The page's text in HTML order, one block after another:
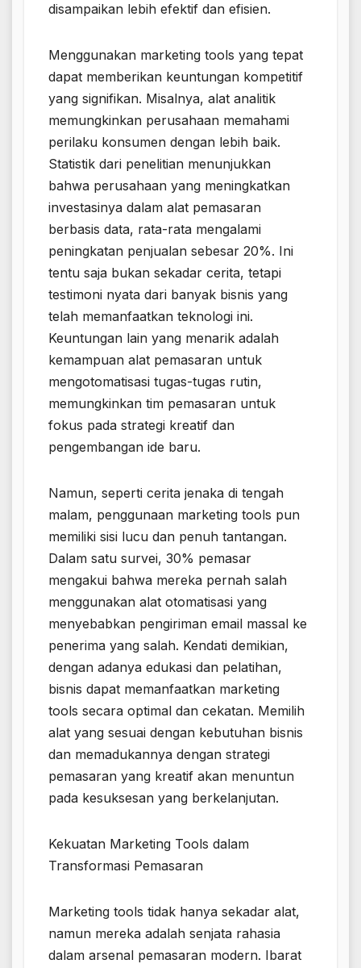
disampaikan lebih efektif dan efisien.
Menggunakan marketing tools yang tepat
dapat memberikan keuntungan kompetitif
yang signifikan. Misalnya, alat analitik
memungkinkan perusahaan memahami
perilaku konsumen dengan lebih baik.
Statistik dari penelitian menunjukkan
bahwa perusahaan yang meningkatkan
investasinya dalam alat pemasaran
berbasis data, rata-rata mengalami
peningkatan penjualan sebesar 20%. Ini
tentu saja bukan sekadar cerita, tetapi
testimoni nyata dari banyak bisnis yang
telah memanfaatkan teknologi ini.
Keuntungan lain yang menarik adalah
kemampuan alat pemasaran untuk
mengotomatisasi tugas-tugas rutin,
memungkinkan tim pemasaran untuk
fokus pada strategi kreatif dan
pengembangan ide baru.
Namun, seperti cerita jenaka di tengah
malam, penggunaan marketing tools pun
memiliki sisi lucu dan penuh tantangan.
Dalam satu survei, 30% pemasar
mengakui bahwa mereka pernah salah
menggunakan alat otomatisasi yang
menyebabkan pengiriman email massal ke
penerima yang salah. Kendati demikian,
dengan adanya edukasi dan pelatihan,
bisnis dapat memanfaatkan marketing
tools secara optimal dan cekatan. Memilih
alat yang sesuai dengan kebutuhan bisnis
dan memadukannya dengan strategi
pemasaran yang kreatif akan menuntun
pada kesuksesan yang berkelanjutan.
Kekuatan Marketing Tools dalam
Transformasi Pemasaran
Marketing tools tidak hanya sekadar alat,
namun mereka adalah senjata rahasia
dalam arsenal pemasaran modern. Ibarat